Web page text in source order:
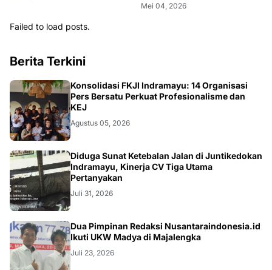
Mei 04, 2026
Failed to load posts.
Berita Terkini
Konsolidasi FKJI Indramayu: 14 Organisasi
Pers Bersatu Perkuat Profesionalisme dan
KEJ
Agustus 05, 2026
KRIMINAL
Diduga Sunat Ketebalan Jalan di Juntikedokan
Indramayu, Kinerja CV Tiga Utama
Pertanyakan
Juli 31, 2026
Dua Pimpinan Redaksi Nusantaraindonesia.id
Ikuti UKW Madya di Majalengka
Juli 23, 2026